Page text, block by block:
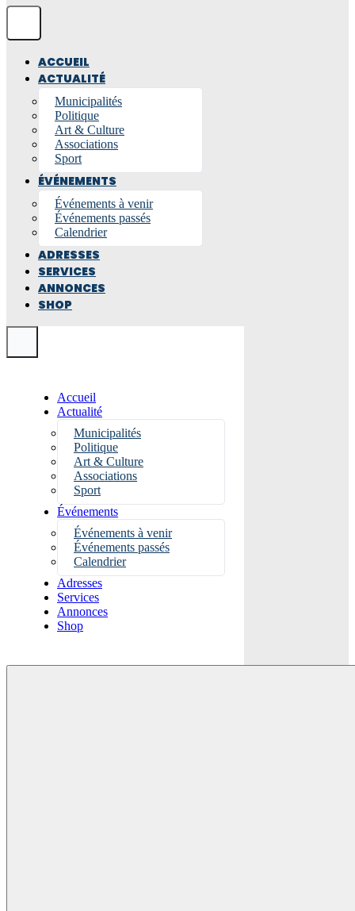
ACCUEIL
ACTUALITÉ
Municipalités
Politique
Art & Culture
Associations
Sport
ÉVÉNEMENTS
Événements à venir
Événements passés
Calendrier
ADRESSES
SERVICES
ANNONCES
SHOP
Accueil
Actualité
Municipalités
Politique
Art & Culture
Associations
Sport
Événements
Événements à venir
Événements passés
Calendrier
Adresses
Services
Annonces
Shop